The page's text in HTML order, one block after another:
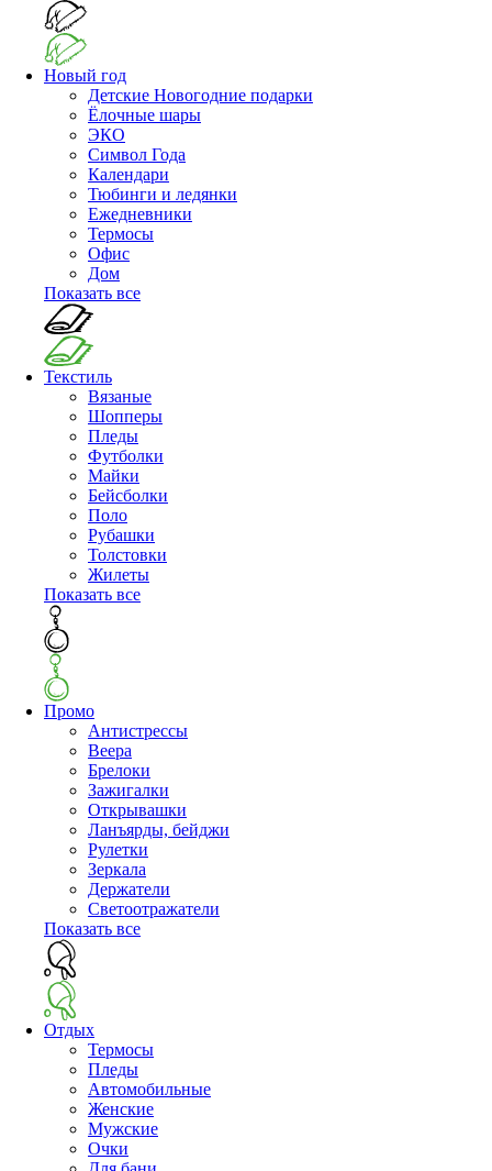
Новый год
Детские Новогодние подарки
Ёлочные шары
ЭКО
Символ Года
Календари
Тюбинги и ледянки
Ежедневники
Термосы
Офис
Дом
Показать все
Текстиль
Вязаные
Шопперы
Пледы
Футболки
Майки
Бейсболки
Поло
Рубашки
Толстовки
Жилеты
Показать все
Промо
Антистрессы
Веера
Брелоки
Зажигалки
Открывашки
Ланъярды, бейджи
Рулетки
Зеркала
Держатели
Светоотражатели
Показать все
Отдых
Термосы
Пледы
Автомобильные
Женские
Мужские
Очки